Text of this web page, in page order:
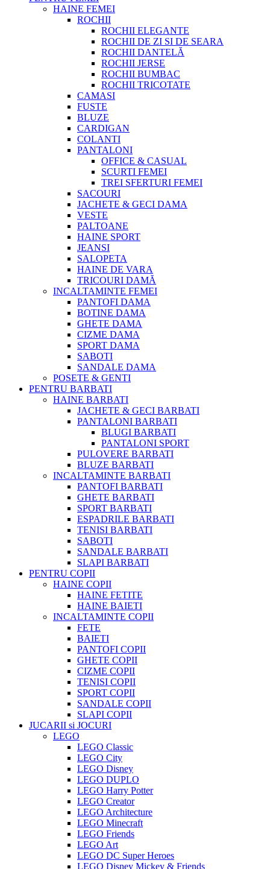
HAINE FEMEI
ROCHII
ROCHII ELEGANTE
ROCHII DE ZI SI DE SEARA
ROCHII DANTELĂ
ROCHII JERSE
ROCHII BUMBAC
ROCHII TRICOTATE
CAMASI
FUSTE
BLUZE
CARDIGAN
COLANTI
PANTALONI
OFFICE & CASUAL
SCURTI FEMEI
TREI SFERTURI FEMEI
SACOURI
JACHETE & GECI DAMA
VESTE
PALTOANE
HAINE SPORT
JEANSI
SALOPETA
HAINE DE VARA
TRICOURI DAMĂ
INCALTAMINTE FEMEI
PANTOFI DAMA
BOTINE DAMA
GHETE DAMA
CIZME DAMA
SPORT DAMA
SABOTI
SANDALE DAMA
POSETE & GENTI
PENTRU BARBATI
HAINE BARBATI
JACHETE & GECI BARBATI
PANTALONI BARBATI
BLUGI BARBATI
PANTALONI SPORT
PULOVERE BARBATI
BLUZE BARBATI
INCALTAMINTE BARBATI
PANTOFI BARBATI
GHETE BARBATI
SPORT BARBATI
ESPADRILE BARBATI
TENISI BARBATI
SABOTI
SANDALE BARBATI
SLAPI BARBATI
PENTRU COPII
HAINE COPII
HAINE FETITE
HAINE BAIETI
INCALTAMINTE COPII
FETE
BAIETI
PANTOFI COPII
GHETE COPII
CIZME COPII
TENISI COPII
SPORT COPII
SANDALE COPII
SLAPI COPII
JUCARII si JOCURI
LEGO
LEGO Classic
LEGO City
LEGO Disney
LEGO DUPLO
LEGO Harry Potter
LEGO Creator
LEGO Architecture
LEGO Minecraft
LEGO Friends
LEGO Art
LEGO DC Super Heroes
LEGO Disney Mickey & Friends